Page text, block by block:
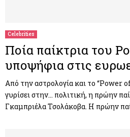
Celebrities
Ποία παίκτρια του
υποψήφια στις
Από την αστρολογία και το “Power
γυρίσει στην… πολιτική, η πρώην
Γκαμπριέλα Τσολάκοβα. Η πρώην